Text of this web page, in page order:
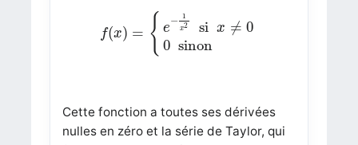
f(x) = { e
− 1
x2 si x ≠ 0
0 sinon
−1 2
Cette fonction a toutes ses dérivées
nulles en zéro et la série de Taylor, qui